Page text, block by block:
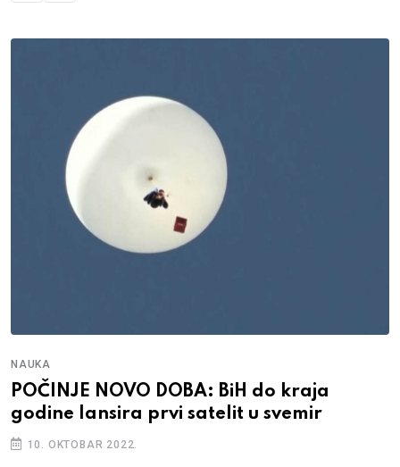
NAUKA
POČINJE NOVO DOBA: BiH do kraja
godine lansira prvi satelit u svemir
10. OKTOBAR 2022.